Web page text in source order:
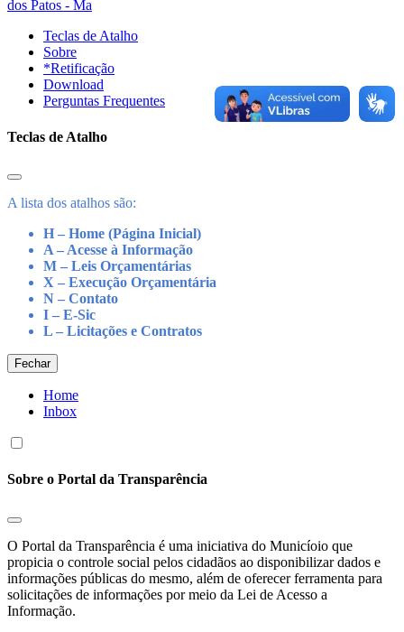
dos Patos - Ma
Teclas de Atalho
Sobre
*Retificação
Download
Perguntas Frequentes
Teclas de Atalho
A lista dos atalhos são:
H – Home (Página Inicial)
A – Acesse à Informação
M – Leis Orçamentárias
X – Execução Orçamentária
N – Contato
I – E-Sic
L – Licitações e Contratos
Fechar
Home
Inbox
Sobre o Portal da Transparência
O Portal da Transparência é uma iniciativa do Municíoio que
propicia o controle social pelos cidadãos ao disponibilizar dados e
informações públicas do mesmo, além de oferecer ferramenta para
solicitações de informações por meio da Lei de Acesso a
Informação.